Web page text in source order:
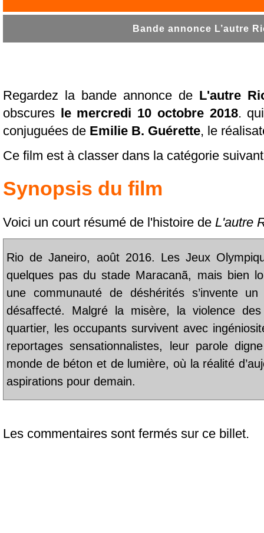
Bande annonce L’autre
Regardez la bande annonce de L'autre
obscures
le mercredi 10 octobre 2018.
conjuguées de Emilie B. Guérette, le
Ce film est à classer dans la catégorie
Synopsis du film
Voici un court résumé de l'histoire de L'autre
Rio de Janeiro, août 2016. Les Jeux
quelques pas du stade Maracanã, mais bien
une communauté de déshérités s’invente
désaffecté. Malgré la misère, la violence
quartier, les occupants survivent avec
reportages sensationnalistes, leur parole
monde de béton et de lumière, où la réalité
aspirations pour demain.
Les commentaires sont fermés sur ce billet.